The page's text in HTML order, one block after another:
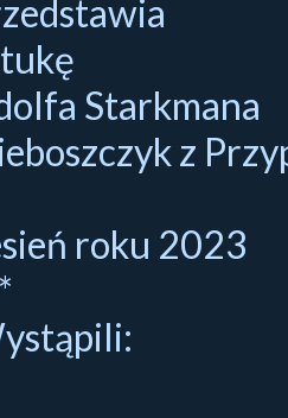
Starkmana
z
roku 2023